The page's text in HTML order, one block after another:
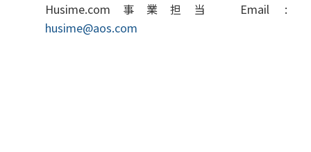
Husime.com事業担当 Email :
husime@aos.com